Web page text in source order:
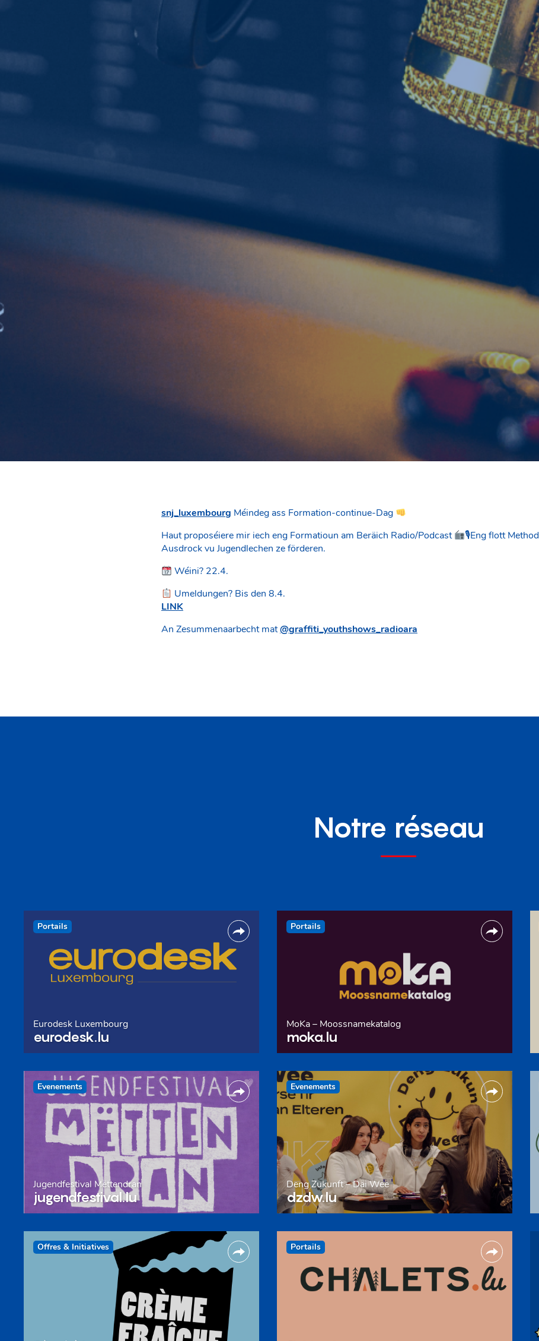
snj_luxembourg Méindeg ass Formation-continue-Dag
Haut proposéiere mir iech eng Formatioun am Beräich Radio/Podcast
🎙Eng flott
Ausdrock vu Jugendlechen ze förderen.
Wéini? 22.4.
Umeldungen? Bis den 8.4.
LINK
An Zesummenaarbecht mat@graffiti_youthshows_radioara
Notre réseau
Portails
Eurodesk Luxembourg
eurodesk.lu
Portails
MoKa – Moossnamekatalog
moka.lu
Evenements
Jugendfestival Mëttendran
jugendfestival.lu
Evenements
Deng Zukunft – Däi Wee
dzdw.lu
Offres & Initiatives Portails